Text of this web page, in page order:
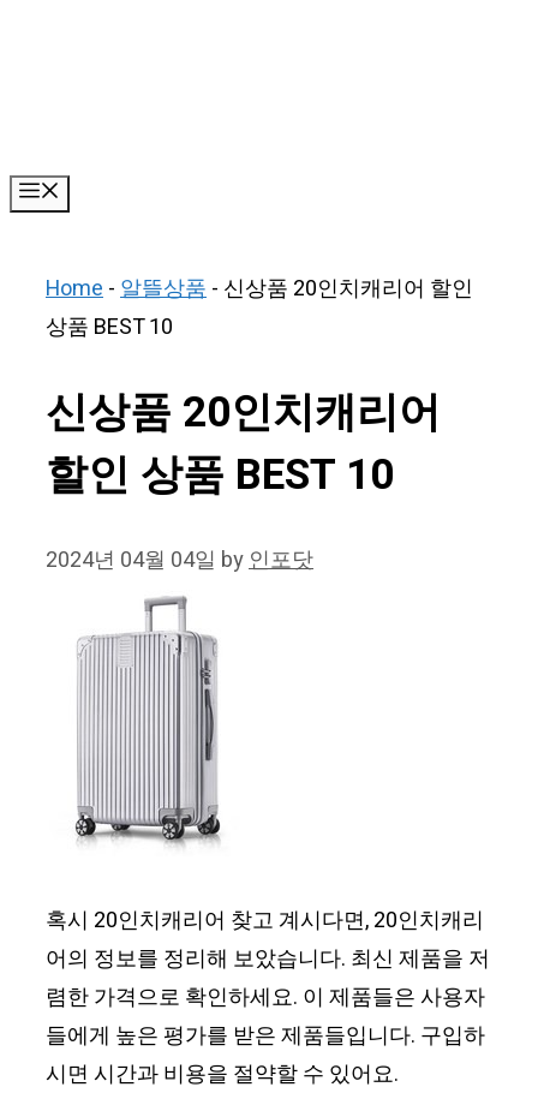
Home-알뜰상품- 신상품 20인치캐리어 할인
상품 BEST 10
신상품 20인치캐리어
할인 상품 BEST 10
2024년 04월 04일 by인포닷
혹시 20인치캐리어 찾고 계시다면, 20인치캐리
어의 정보를 정리해 보았습니다. 최신 제품을 저
렴한 가격으로 확인하세요. 이 제품들은 사용자
들에게 높은 평가를 받은 제품들입니다. 구입하
시면 시간과 비용을 절약할 수 있어요.